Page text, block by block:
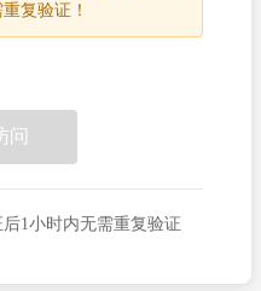
复验证！
问
1小时内无需重复验证